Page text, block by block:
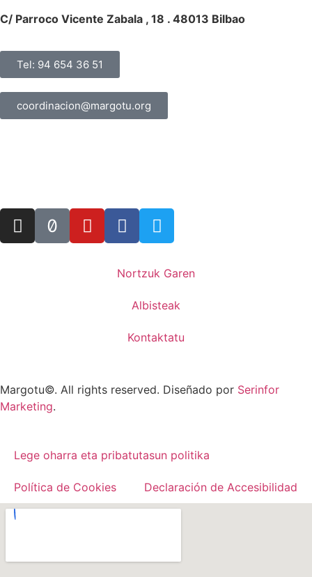
C/ Parroco Vicente Zabala , 18 . 48013 Bilbao
Tel: 94 654 36 51
coordinacion@margotu.org
Nortzuk Garen
Albisteak
Kontaktatu
Margotu©. All rights reserved. Diseñado por Serinfor
Marketing.
Lege oharra eta pribatutasun politika
Política de Cookies Declaración de Accesibilidad